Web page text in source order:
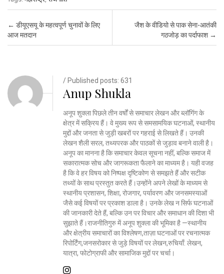
Post navigation
← डीयूएसयू के महत्वपूर्ण चुनावों के लिए
आज मतदान
जैश के वीडियो से पाक सेना-आतंकी
गठजोड़ का पर्दाफाश →
/ Published posts: 631
Anup Shukla
अनूप शुक्ला पिछले तीन वर्षों से समाचार लेखन और ब्लॉगिंग के
क्षेत्र में सक्रिय हैं। वे मुख्य रूप से समसामयिक घटनाओं, स्थानीय
मुद्दों और जनता से जुड़ी खबरों पर गहराई से लिखते हैं। उनकी
लेखन शैली सरल, तथ्यपरक और पाठकों से जुड़ाव बनाने वाली है।
अनूप का मानना है कि समाचार केवल सूचना नहीं, बल्कि समाज में
सकारात्मक सोच और जागरूकता फैलाने का माध्यम है। यही वजह
है कि वे हर विषय को निष्पक्ष दृष्टिकोण से समझते हैं और सटीक
तथ्यों के साथ प्रस्तुत करते हैं।उन्होंने अपने लेखों के माध्यम से
स्थानीय प्रशासन, शिक्षा, रोजगार, पर्यावरण और जनसमस्याओं
जैसे कई विषयों पर प्रकाश डाला है। उनके लेख न सिर्फ घटनाओं
की जानकारी देते हैं, बल्कि उन पर विचार और समाधान की दिशा भी
सुझाते हैं।राजनीतिगुरु में अनूप शुक्ला की भूमिका है —स्थानीय
और क्षेत्रीय समाचारों का विश्लेषण,ताज़ा घटनाओं पर रचनात्मक
रिपोर्टिंग,जनसरोकार से जुड़े विषयों पर लेखन,रुचियाँ: लेखन,
यात्रा, फोटोग्राफी और सामाजिक मुद्दों पर चर्चा।